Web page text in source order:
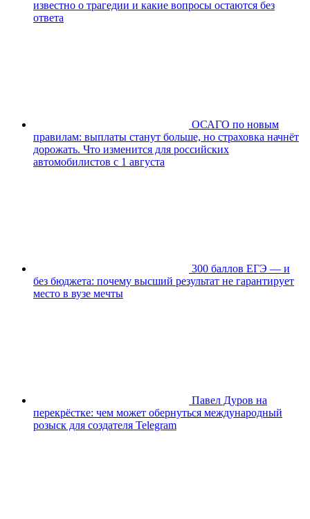
известно о трагедии и какие вопросы остаются без
ответа
ОСАГО по новым
правилам: выплаты станут больше, но страховка начнёт
дорожать. Что изменится для российских
автомобилистов с 1 августа
300 баллов ЕГЭ — и
без бюджета: почему высший результат не гарантирует
место в вузе мечты
Павел Дуров на
перекрёстке: чем может обернуться международный
розыск для создателя Telegram